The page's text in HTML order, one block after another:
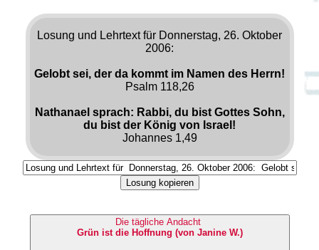
Losung und Lehrtext für Donnerstag, 26. Oktober
2006:
Gelobt sei, der da kommt im Namen des Herrn!
Psalm 118,26
Nathanael sprach: Rabbi, du bist Gottes Sohn,
du bist der König von Israel!
Johannes 1,49
Losung kopieren
Die tägliche Andacht
Grün ist die Hoffnung (von Janine W.)